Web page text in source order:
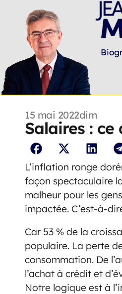
15 mai 2022dim
Salaires : ce
L’inflation ronge
façon spectaculaire
malheur pour les
impactée. C’est-à-
Car 53 % de la
populaire. La perte
consommation. De
l’achat à crédit et
Notre logique est à